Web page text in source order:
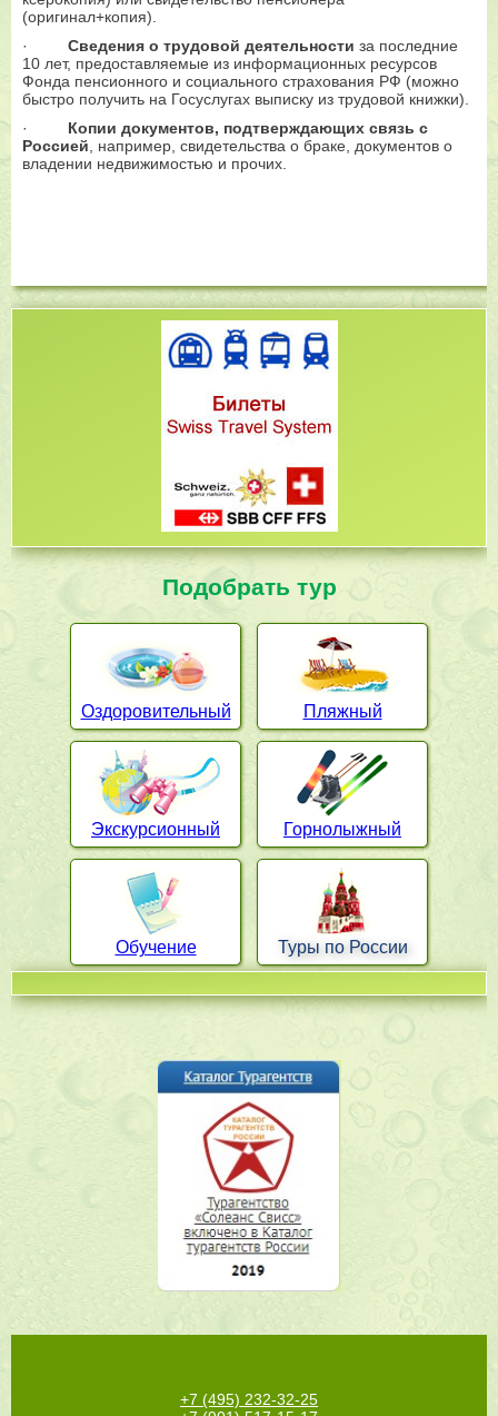
(оригинал+копия).
· Сведения о трудовой деятельности за последние
10 лет, предоставляемые из информационных ресурсов
Фонда пенсионного и социального страхования РФ (можно
быстро получить на Госуслугах выписку из трудовой книжки).
· Копии документов, подтверждающих связь с
Россией , например, свидетельства о браке, документов о
владении недвижимостью и прочих.
Подобрать тур
Оздоровительный Пляжный
Экскурсионный Горнолыжный
Обучение Туры по России
+7 (495) 232-32-25